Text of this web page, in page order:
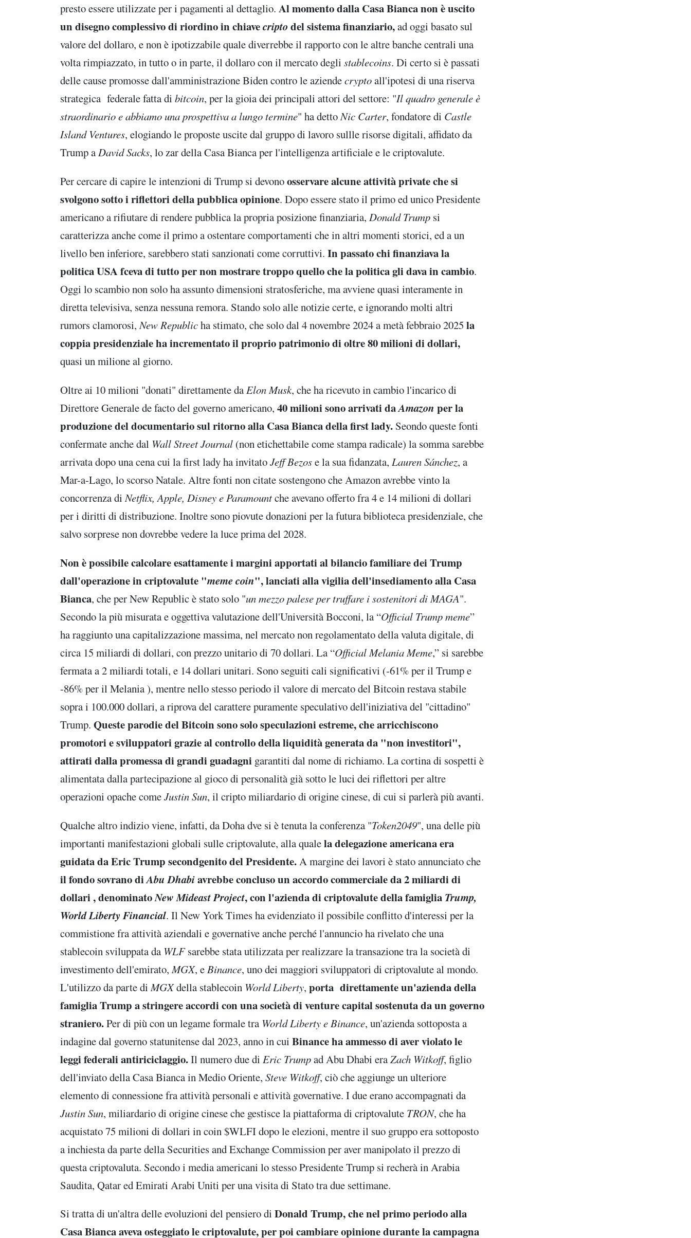
presto essere utilizzate per i pagamenti al dettaglio. Al momento dalla Casa Bianca non è uscito
un disegno complessivo di riordino in chiavecripto del sistema finanziario,ad oggi basato sul
valore del dollaro, e non è ipotizzabile quale diverrebbe il rapporto con le altre banche centrali una
volta rimpiazzato, in tutto o in parte, il dollaro con il mercato degli stablecoins. Di certo si è passati
delle cause promosse dall'amministrazione Biden contro le aziendecryptoall'ipotesi di una riserva
strategica federale fatta di bitcoin, per la gioia dei principali attori del settore: "Il quadro generale è
straordinario e abbiamo una prospettiva a lungo termine" ha dettoNic Carter, fondatore di Castle
Island Ventures, elogiando le proposte uscite dal gruppo di lavoro sullle risorse digitali, affidato da
Trump aDavid Sacks, lo zar della Casa Bianca per l'intelligenza artificiale e le criptovalute.
Per cercare di capire le intenzioni di Trump si devonoosservare alcune attività private che si
svolgono sotto i riflettori della pubblica opinione. Dopo essere stato il primo ed unico Presidente
americano a rifiutare di rendere pubblica la propria posizione finanziaria, Donald Trump si
caratterizza anche come il primo a ostentare comportamenti che in altri momenti storici, ed a un
livello ben inferiore, sarebbero stati sanzionati come corruttivi. In passato chi finanziava la
politica USA fceva di tutto per non mostrare troppo quello che la politica gli dava in cambio.
Oggi lo scambio non solo ha assunto dimensioni stratosferiche, ma avviene quasi interamente in
diretta televisiva, senza nessuna remora. Stando solo alle notizie certe, e ignorando molti altri
rumors clamorosi,New Republicha stimato, che solo dal 4 novembre 2024 a metà febbraio 2025 la
coppia presidenziale ha incrementato il proprio patrimonio di oltre 80 milioni di dollari,
quasi un milione al giorno.
Oltre ai 10 milioni "donati" direttamente daElon Musk, che ha ricevuto in cambio l'incarico di
Direttore Generale de facto del governo americano, 40 milioni sono arrivati daAmazon per la
produzione del documentario sul ritorno alla Casa Bianca della first lady. Seondo queste fonti
confermate anche dal Wall Street Journal (non etichettabile come stampa radicale) la somma sarebbe
arrivata dopo una cena cui la first lady ha invitatoJeff Bezose la sua fidanzata, Lauren Sánchez, a
Mar-a-Lago, lo scorso Natale. Altre fonti non citate sostengono che Amazon avrebbe vinto la
concorrenza diNetflix, Apple, Disney e Paramountche avevano offerto fra 4 e 14 milioni di dollari
per i diritti di distribuzione. Inoltre sono piovute donazioni per la futura biblioteca presidenziale, che
salvo sorprese non dovrebbe vedere la luce prima del 2028.
Non è possibile calcolare esattamente i margini apportati al bilancio familiare dei Trump
dall'operazione in criptovalute "meme coin", lanciati alla vigilia dell'insediamento alla Casa
Bianca, che per New Republic è stato solo "un mezzo palese per truffare i sostenitori di MAGA".
Secondo la più misurata e oggettiva valutazione dell'Università Bocconi, la “Official Trump meme”
ha raggiunto una capitalizzazione massima, nel mercato non regolamentato della valuta digitale, di
circa 15 miliardi di dollari, con prezzo unitario di 70 dollari. La “Official Melania Meme,” si sarebbe
fermata a 2 miliardi totali, e 14 dollari unitari. Sono seguiti cali significativi (-61% per il Trump e
-86% per il Melania ), mentre nello stesso periodo il valore di mercato del Bitcoin restava stabile
sopra i 100.000 dollari, a riprova del carattere puramente speculativo dell'iniziativa del "cittadino"
Trump. Queste parodie del Bitcoin sono solo speculazioni estreme, che arricchiscono
promotori e sviluppatori grazie al controllo della liquidità generata da "non investitori",
attirati dalla promessa di grandi guadagni garantiti dal nome di richiamo. La cortina di sospetti è
alimentata dalla partecipazione al gioco di personalità già sotto le luci dei riflettori per altre
operazioni opache comeJustin Sun, il cripto miliardario di origine cinese, di cui si parlerà più avanti.
Qualche altro indizio viene, infatti, da Doha dve si è tenuta la conferenza "Token2049", una delle più
importanti manifestazioni globali sulle criptovalute, alla qualela delegazione americana era
guidata da Eric Trump secondgenito del Presidente. A margine dei lavori è stato annunciato che
il fondo sovrano diAbu Dhabiavrebbe concluso un accordo commerciale da 2 miliardi di
dollari , denominatoNew Mideast Project, con l'azienda di criptovalute della famiglia Trump,
World Liberty Financial. Il New York Times ha evidenziato il possibile conflitto d'interessi per la
commistione fra attività aziendali e governative anche perché l'annuncio ha rivelato che una
stablecoin sviluppata da WLFsarebbe stata utilizzata per realizzare la transazione tra la società di
investimento dell'emirato, MGX, e Binance, uno dei maggiori sviluppatori di criptovalute al mondo.
L'utilizzo da parte di MGXdella stablecoin World Liberty, porta direttamente un'azienda della
famiglia Trump a stringere accordi con una società di venture capital sostenuta da un governo
straniero.Per di più con un legame formale tra World Liberty e Binance, un'azienda sottoposta a
indagine dal governo statunitense dal 2023, anno in cui Binance ha ammesso di aver violato le
leggi federali antiriciclaggio.Il numero due di Eric Trumpad Abu Dhabi eraZach Witkoff, figlio
dell'inviato della Casa Bianca in Medio Oriente, Steve Witkoff, ciò che aggiunge un ulteriore
elemento di connessione fra attività personali e attività governative. I due erano accompagnati da
Justin Sun, miliardario di origine cinese che gestisce la piattaforma di criptovalute TRON, che ha
acquistato 75 milioni di dollari in coin $WLFI dopo le elezioni, mentre il suo gruppo era sottoposto
a inchiesta da parte della Securities and Exchange Commission per aver manipolato il prezzo di
questa criptovaluta. Secondo i media americani lo stesso Presidente Trump si recherà in Arabia
Saudita, Qatar ed Emirati Arabi Uniti per una visita di Stato tra due settimane.
Si tratta di un'altra delle evoluzioni del pensiero di Donald Trump, che nel primo periodo alla
Casa Bianca aveva osteggiato le criptovalute, per poi cambiare opinione durante la campagna